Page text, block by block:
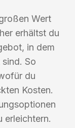
Wert
erhältst du
in dem
So
du
Kosten.
erleichtern.